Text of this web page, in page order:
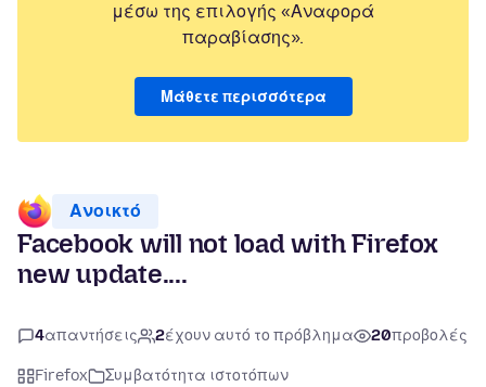
μέσω της επιλογής «Αναφορά
παραβίασης».
Μάθετε περισσότερα
Ανοικτό
Facebook will not load with Firefox
new update....
4απαντήσεις 2έχουν αυτό το πρόβλημα 20προβολές
Firefox
Συμβατότητα ιστοτόπων